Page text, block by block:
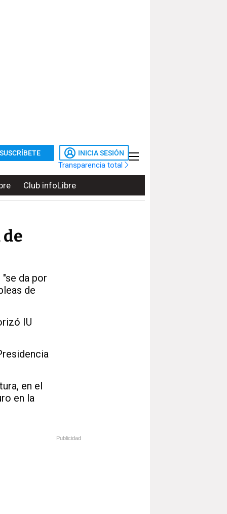
SUSCRÍBETE INICIA SESIÓN
Transparencia total
Club infoLibre
da por
de
IU
en el
en la
Publicidad